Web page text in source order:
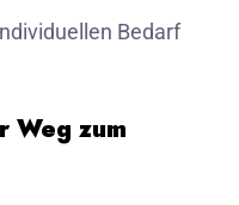
Bedarf
Weg zum